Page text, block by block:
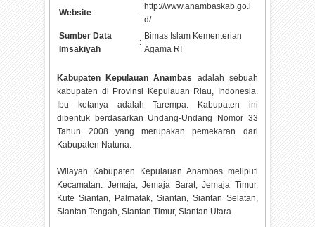
Website :
http://www.anambaskab.go.i
d/
Sumber Data
Imsakiyah
:
Bimas Islam Kementerian
Agama RI
Kabupaten Kepulauan Anambas
adalah sebuah
kabupaten di Provinsi Kepulauan Riau, Indonesia.
Ibu kotanya adalah Tarempa. Kabupaten ini
dibentuk berdasarkan Undang-Undang Nomor 33
Tahun 2008 yang merupakan pemekaran dari
Kabupaten Natuna.
Wilayah Kabupaten Kepulauan Anambas meliputi
Kecamatan: Jemaja, Jemaja Barat, Jemaja Timur,
Kute Siantan, Palmatak, Siantan, Siantan Selatan,
Siantan Tengah, Siantan Timur, Siantan Utara.